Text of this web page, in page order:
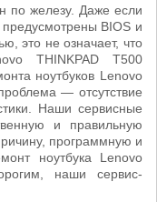
по железу. Даже если
предусмотрены BIOS и
это не означает, что
THINKPAD T500
ноутбуков Lenovo
— отсутствие
Наши сервисные
и правильную
программную и
ноутбука Lenovo
наши сервис-